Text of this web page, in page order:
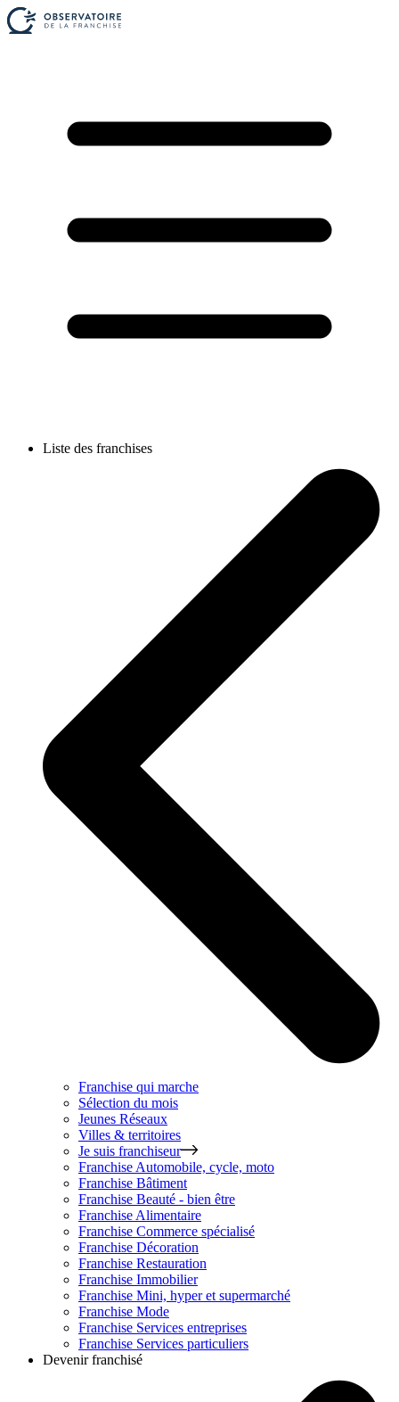
Liste des franchises
Franchise qui marche
Sélection du mois
Jeunes Réseaux
Villes & territoires
Je suis franchiseur
Franchise Automobile, cycle, moto
Franchise Bâtiment
Franchise Beauté - bien être
Franchise Alimentaire
Franchise Commerce spécialisé
Franchise Décoration
Franchise Restauration
Franchise Immobilier
Franchise Mini, hyper et supermarché
Franchise Mode
Franchise Services entreprises
Franchise Services particuliers
Devenir franchisé